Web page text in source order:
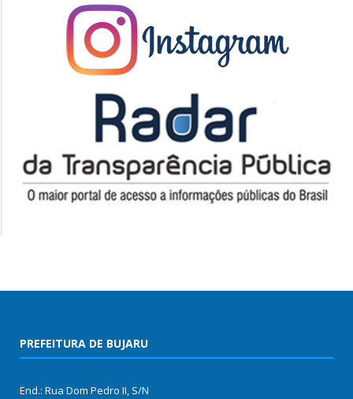
PREFEITURA DE BUJARU
End.: Rua Dom Pedro II, S/N